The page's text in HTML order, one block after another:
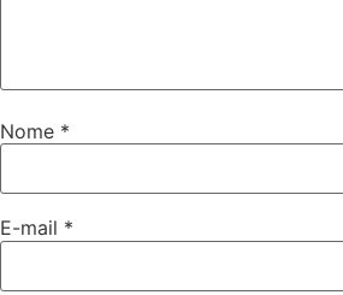
Nome *
E-mail *